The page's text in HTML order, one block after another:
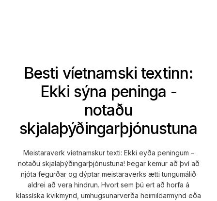
Besti víetnamski textinn:
Ekki sýna peninga -
notaðu
skjalaþýðingarþjónustuna
Meistaraverk víetnamskur texti: Ekki eyða peningum –
notaðu skjalaþýðingarþjónustuna! Þegar kemur að því að
njóta fegurðar og dýptar meistaraverks ætti tungumálið
aldrei að vera hindrun. Hvort sem þú ert að horfa á
klassíska kvikmynd, umhugsunarverða heimildarmynd eða